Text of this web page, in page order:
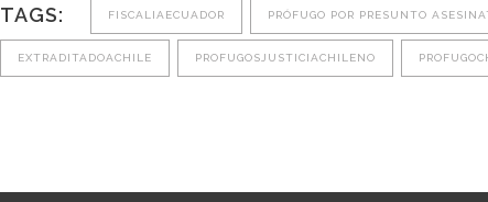
TAGS: FISCALIAECUADOR PRÓFUGO POR PRESUNTO
EXTRADITADOACHILE PROFUGOSJUSTICIACHILENO